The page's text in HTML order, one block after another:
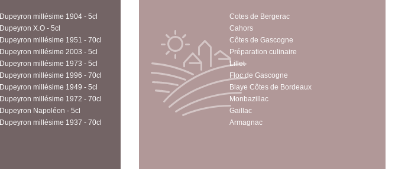
millésime 1904 - 5cl
X.O - 5cl
millésime 1951 - 70cl
millésime 2003 - 5cl
millésime 1973 - 5cl
millésime 1996 - 70cl
millésime 1949 - 5cl
millésime 1972 - 70cl
Napoléon - 5cl
millésime 1937 - 70cl
Cotes de Bergerac
Cahors
Côtes de Gascogne
Préparation culinaire
Lillet
Floc de Gascogne
Blaye Côtes de Bordeaux
Monbazillac
Gaillac
Armagnac